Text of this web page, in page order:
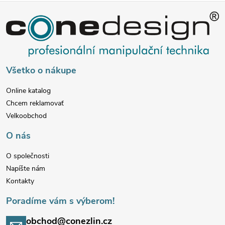
á
p
ä
t
e
Všetko o nákupe
Online katalog
Chcem reklamovať
Velkoobchod
O nás
O společnosti
Napíšte nám
Kontakty
Poradíme vám s výberom!
obchod@conezlin.cz